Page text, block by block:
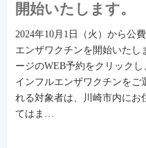
開始いたします。
2024年10月1日（火）から公
エンザワクチンを開始いたし
ージのWEB予約をクリック
インフルエンザワクチンをご
れる対象者は、川崎市内にお
てはま…